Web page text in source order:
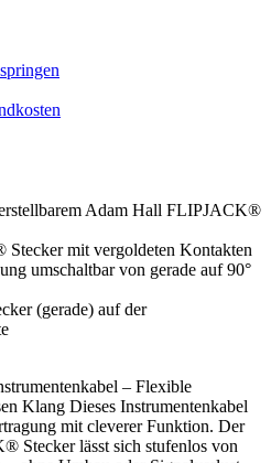
Adam Hall FLIPJACK®
mit vergoldeten Kontakten
umschaltbar von gerade auf 90°
(gerade) auf der
– Flexible
Klang Dieses Instrumentenkabel
mit cleverer Funktion. Der
Stecker lässt sich stufenlos von